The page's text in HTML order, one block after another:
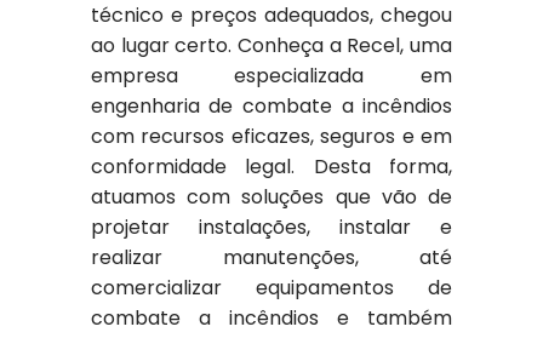
técnico e preços adequados, chegou
ao lugar certo. Conheça a Recel, uma
empresa especializada em
engenharia de combate a incêndios
com recursos eficazes, seguros e em
conformidade legal. Desta forma,
atuamos com soluções que vão de
projetar instalações, instalar e
realizar manutenções, até
comercializar equipamentos de
combate a incêndios e também